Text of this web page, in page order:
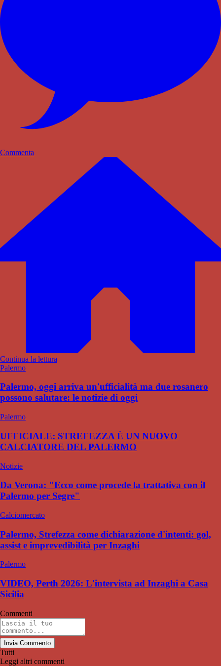
Commenta
Continua la lettura
Palermo
Palermo, oggi arriva un'ufficialità ma due rosanero
possono salutare: le notizie di oggi
Palermo
UFFICIALE: STREFEZZA È UN NUOVO
CALCIATORE DEL PALERMO
Notizie
Da Verona: "Ecco come procede la trattativa con il
Palermo per Segre"
Calciomercato
Palermo, Strefezza come dichiarazione d'intenti: gol,
assist e imprevedibilità per Inzaghi
Palermo
VIDEO, Perth 2026: L'intervista ad Inzaghi a Casa
Sicilia
Commenti
Invia Commento
Tutti
Leggi altri commenti